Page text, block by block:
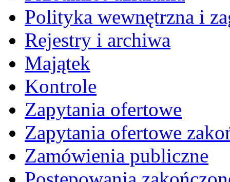
Polityka wewnętrzna i
Rejestry i archiwa
Majątek
Kontrole
Zapytania ofertowe
Zapytania ofertowe
Zamówienia publiczne